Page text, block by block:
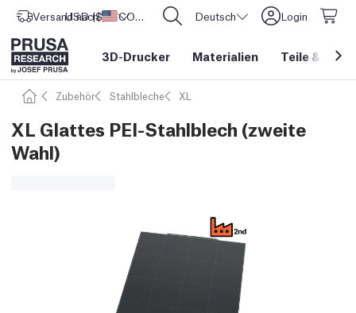
Versand nach Vereinigte Staaten
USD ($) CORE One L: Jetzt auf Lager! Deutsch Login
3D-Drucker Materialien Teile &
Zubehör Stahlbleche XL
XL Glattes PEI-Stahlblech (zweite
Wahl)